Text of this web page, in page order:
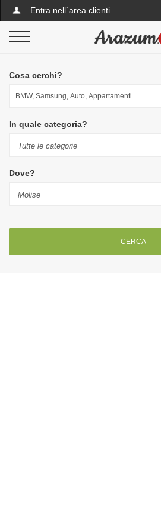
Entra nell`area clienti
Cosa cerchi?
In quale categoria?
Dove?
CERCA